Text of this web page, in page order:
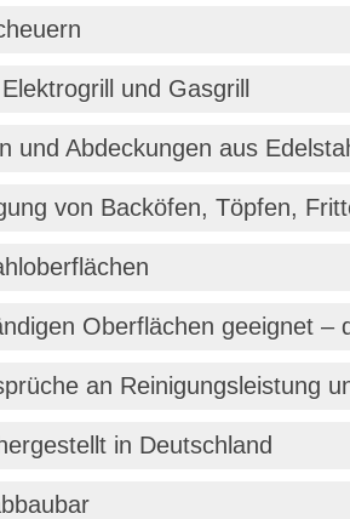
und Gasgrill
und Abdeckungen aus
von Backöfen, Töpfen,
Oberflächen geeignet
an Reinigungsleistung
in Deutschland